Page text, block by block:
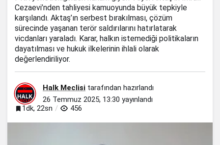
Cezaevi’nden tahliyesi kamuoyunda büyük tepkiyle
karşılandı. Aktaş’ın serbest bırakılması, çözüm
sürecinde yaşanan terör saldırılarını hatırlatarak
vicdanları yaraladı. Karar, halkın istemediği politikaların
dayatılması ve hukuk ilkelerinin ihlali olarak
değerlendiriliyor.
Halk Meclisi tarafından hazırlandı
26 Temmuz 2025, 13:30 yayınlandı
1dk, 22sn
456